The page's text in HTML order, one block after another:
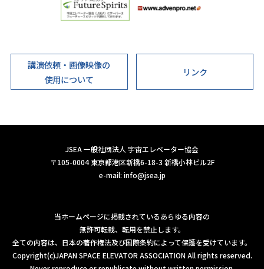
講演依頼・画像映像の
使用について
リンク
JSEA 一般社団法人 宇宙エレベーター協会
〒105-0004 東京都港区新橋6-18-3 新橋小林ビル2F
e-mail: info@jsea.jp
当ホームページに掲載されているあらゆる内容の
無許可転載、転用を禁止します。
全ての内容は、日本の著作権法及び国際条約によって保護を受けています。
Copyright(c)JAPAN SPACE ELEVATOR ASSOCIATION All rights reserved.